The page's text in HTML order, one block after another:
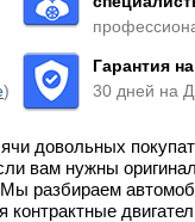
)
Гарантия
30 дней на
довольных
вам нужны
разбираем